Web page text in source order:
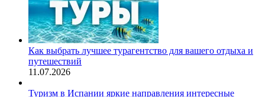
Как выбрать лучшее турагентство для вашего отдыха и
путешествий
11.07.2026
Туризм в Испании яркие направления интересные